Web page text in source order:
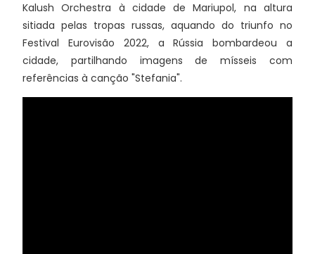
Kalush Orchestra à cidade de Mariupol, na altura
sitiada pelas tropas russas, aquando do triunfo no
Festival Eurovisão 2022, a Rússia bombardeou a
cidade, partilhando imagens de mísseis com
referências à canção "Stefania".